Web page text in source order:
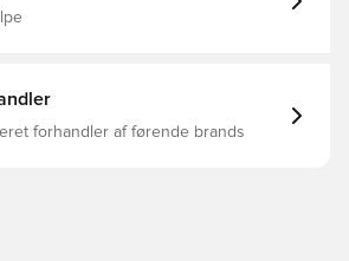
forhandler af førende brands